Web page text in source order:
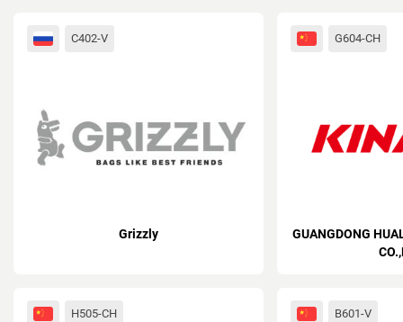
C402-V
Grizzly
G604-CH
GUANGDONG
H505-CH B601-V